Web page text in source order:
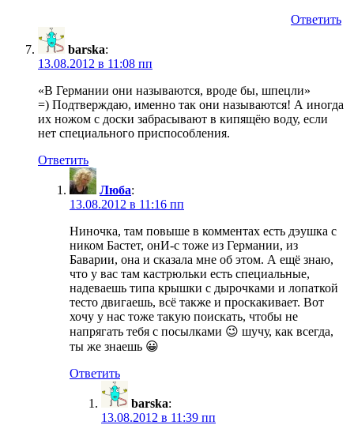
Ответить
barska:
13.08.2012 в 11:08 пп
«В Германии они называются, вроде бы, шпецли»
=) Подтверждаю, именно так они называются! А иногда
их ножом с доски забрасывают в кипящёю воду, если
нет специального приспособления.
Ответить
Люба:
13.08.2012 в 11:16 пп
Ниночка, там повыше в комментах есть дэушка с
ником Бастет, онИ-с тоже из Германии, из
Баварии, она и сказала мне об этом. А ещё знаю,
что у вас там кастрюльки есть специальные,
надеваешь типа крышки с дырочками и лопаткой
тесто двигаешь, всё также и проскакивает. Вот
хочу у нас тоже такую поискать, чтобы не
напрягать тебя с посылками 😉 шучу, как всегда,
ты же знаешь 😀
Ответить
barska:
13.08.2012 в 11:39 пп